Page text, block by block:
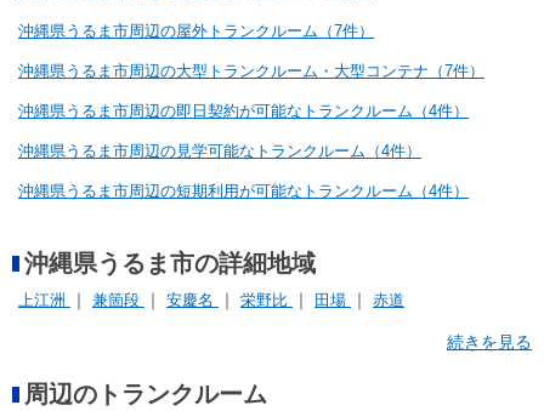
沖縄県うるま市周辺の屋外トランクルーム（7件）
沖縄県うるま市周辺の大型トランクルーム・大型コンテナ（7件）
沖縄県うるま市周辺の即日契約が可能なトランクルーム（4件）
沖縄県うるま市周辺の見学可能なトランクルーム（4件）
沖縄県うるま市周辺の短期利用が可能なトランクルーム（4件）
沖縄県うるま市の詳細地域
上江洲 兼箇段 安慶名 栄野比 田場 赤道
続きを見る
周辺のトランクルーム